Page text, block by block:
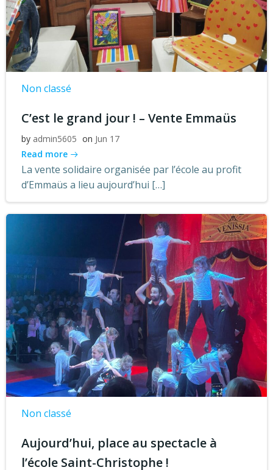
Non classé
C’est le grand jour ! – Vente Emmaüs
by admin5605 on Jun 17
Read more
La vente solidaire organisée par l’école au profit
d’Emmaüs a lieu aujourd’hui […]
Non classé
Aujourd’hui, place au spectacle à
l’école Saint-Christophe !